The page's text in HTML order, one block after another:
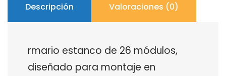
Descripción Valoraciones (0)
rmario estanco de 26 módulos,
diseñado para montaje en